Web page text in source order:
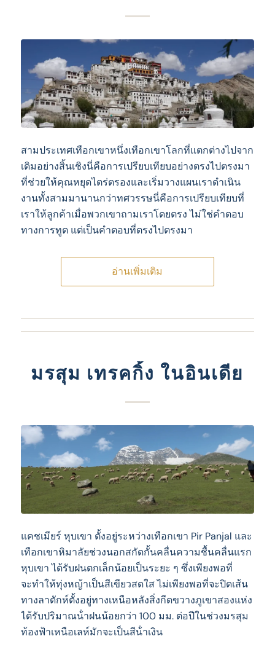
สามประเทศเทือกเขาหนึ่งเทือกเขาโลกที่แตกต่างไปจาก
เดิมอย่างสิ้นเชิงนี่คือการเปรียบเทียบอย่างตรงไปตรงมา
ที่ช่วยให้คุณหยุดไตร่ตรองและเริ่มวางแผนเราดําเนิน
งานทั้งสามมานานกว่าทศวรรษนี่คือการเปรียบเทียบที่
เราให้ลูกค้าเมื่อพวกเขาถามเราโดยตรง ไม่ใช่คําตอบ
ทางการทูต แต่เป็นคําตอบที่ตรงไปตรงมา
อ่านเพิ่มเติม
มรสุม เทรคกิ้ง ในอินเดีย
แคชเมียร์ หุบเขา ตั้งอยู่ระหว่างเทือกเขา Pir Panjal และ
เทือกเขาหิมาลัยช่วงนอกสกัดกั้นคลื่นความชื้นคลื่นแรก
หุบเขา ได้รับฝนตกเล็กน้อยเป็นระยะ ๆ ซึ่งเพียงพอที่
จะทําให้ทุ่งหญ้าเป็นสีเขียวสดใส ไม่เพียงพอที่จะปิดเส้น
ทางลาดักห์ตั้งอยู่ทางเหนือหลังสิ่งกีดขวางภูเขาสองแห่ง
ได้รับปริมาณน้ําฝนน้อยกว่า 100 มม. ต่อปีในช่วงมรสุม
ท้องฟ้าเหนือเลห์มักจะเป็นสีน้ําเงิน